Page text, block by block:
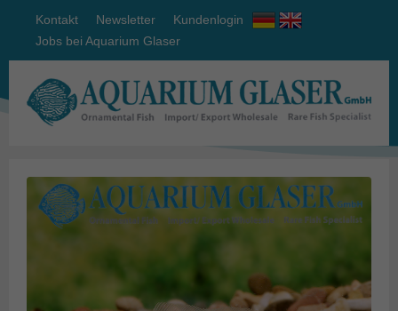
Kontakt Newsletter
Kundenlogin
Jobs bei Aquarium Glaser